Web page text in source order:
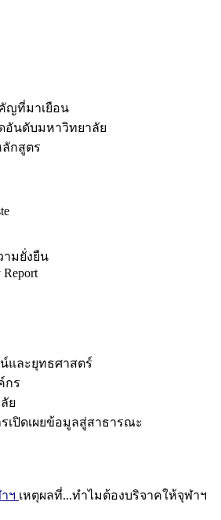
ญที่มาเยือน
อันดับมหาวิทยาลัย
ลักสูตร
ามยั่งยืน
Report
และยุทธศาสตร์
กร
ย
เปิดเผยข้อมูลสู่สาธารณะ
ฯ เหตุผลที่...ทำไมต้องบริจาคให้จุฬาฯ